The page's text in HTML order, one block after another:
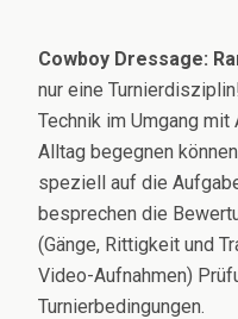
Cowboy Dressage:
nur eine
Technik im Umgang
Alltag begegnen
speziell auf die
besprechen die
(Gänge, Rittigkeit und
Video-Aufnahmen)
Turnierbedingungen.